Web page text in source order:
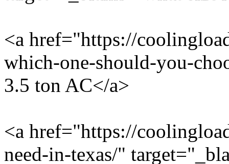
<a href="https://
which-one-should-you-
3.5 ton AC</a>
<a href="https://
need-in-texas/"